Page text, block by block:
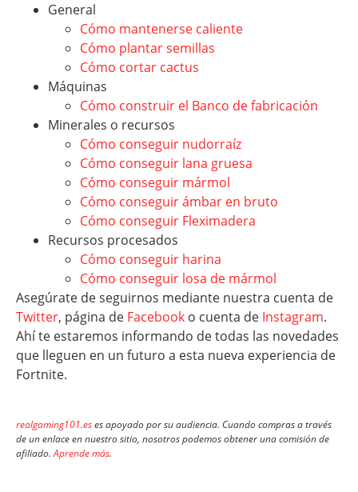
General
Cómo mantenerse caliente
Cómo plantar semillas
Cómo cortar cactus
Máquinas
Cómo construir el Banco de fabricación
Minerales o recursos
Cómo conseguir nudorraíz
Cómo conseguir lana gruesa
Cómo conseguir mármol
Cómo conseguir ámbar en bruto
Cómo conseguir Fleximadera
Recursos procesados
Cómo conseguir harina
Cómo conseguir losa de mármol
Asegúrate de seguirnos mediante nuestra cuenta de
Twitter, página de Facebook o cuenta de Instagram.
Ahí te estaremos informando de todas las novedades
que lleguen en un futuro a esta nueva experiencia de
Fortnite.
realgaming101.eses apoyado por su audiencia. Cuando compras a través
de un enlace en nuestro sitio, nosotros podemos obtener una comisión de
afiliado.Aprende más.